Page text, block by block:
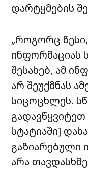
დარტყმების
„როგორც
ინფორმაციას
შესახებ, ამ
არ შეუქმნას
სიცოცხლეს.
სტატიაში]
გაზიარებული
არა